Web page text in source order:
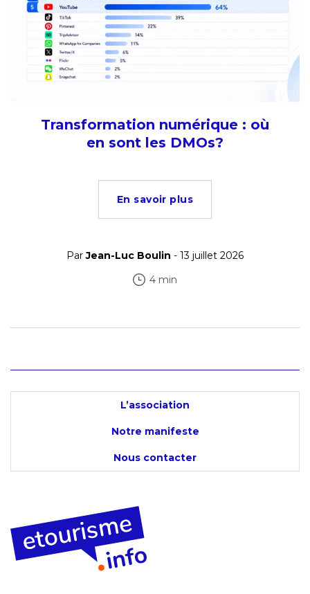
Transformation numérique : où
en sont les DMOs?
En savoir plus
ParJean-Luc Boulin - 13 juillet 2026
4 min
L’association
Notre manifeste
Nous contacter